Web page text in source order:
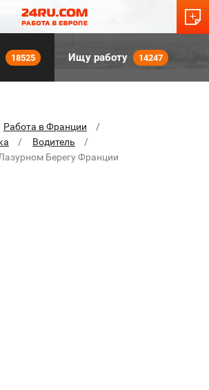
18525 Ищу работу 14247
Работа в Франции
Водитель
Берегу Франции